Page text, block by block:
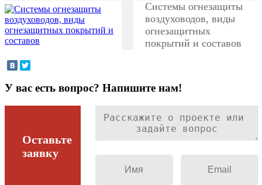
Системы огнезащиты
воздуховодов, виды
огнезащитных
покрытий и составов
У вас есть вопрос? Напишите нам!
Оставьте
заявку